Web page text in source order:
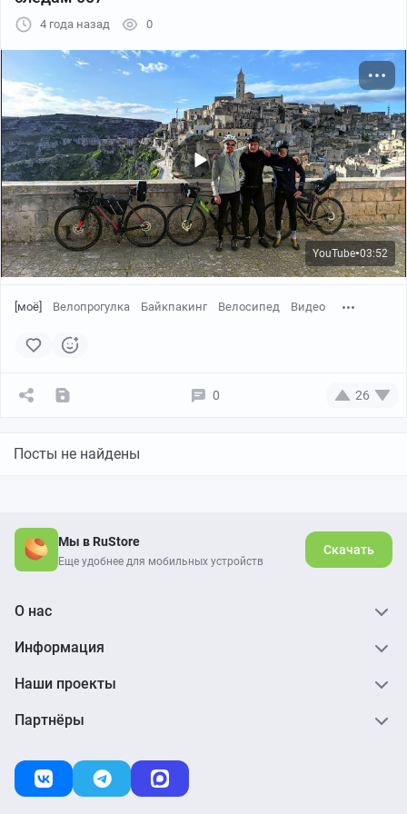
Кстати, картой заплатить в местных магазинах не
4 года назад 0
YouTube●03:52
[моё] Велопрогулка Байкпакинг Велосипед Видео
0 26
Посты не найдены
Мы в RuStore
Еще удобнее для мобильных устройств
Скачать
О нас
Информация
Наши проекты
Партнёры